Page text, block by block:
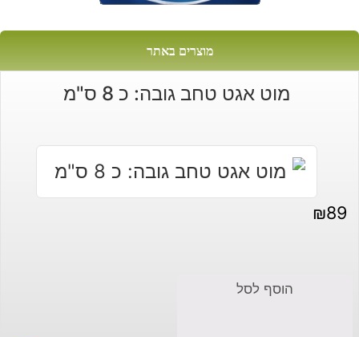
מוצרים באתר
מוט אגט טחב גובה: כ 8 ס"מ
₪89
הוסף לסל